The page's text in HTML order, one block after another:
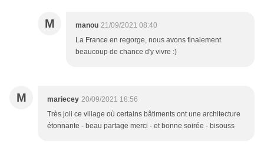
M manou 21/09/2021 08:40
La France en regorge, nous avons finalement
beaucoup de chance d'y vivre :)
M mariecey 20/09/2021 18:56
Très joli ce village où certains bâtiments ont une architecture
étonnante - beau partage merci - et bonne soirée - bisouss